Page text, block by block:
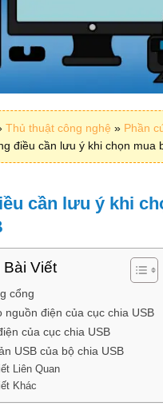
Thủ thuật công nghệ » Phần
điều cần lưu ý khi chọn mua
cần lưu ý khi
Bài Viết
cổng
nguồn điện của cục chia USB
của cục chia USB
USB của bộ chia USB
Liên Quan
Khác